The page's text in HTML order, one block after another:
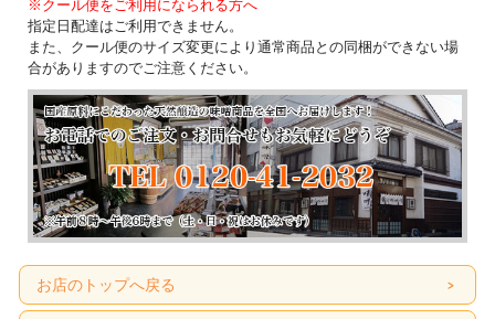
※クール便をご利用になられる方へ
指定日配達はご利用できません。
また、クール便のサイズ変更により通常商品との同梱ができない場
合がありますのでご注意ください。
お店のトップへ戻る